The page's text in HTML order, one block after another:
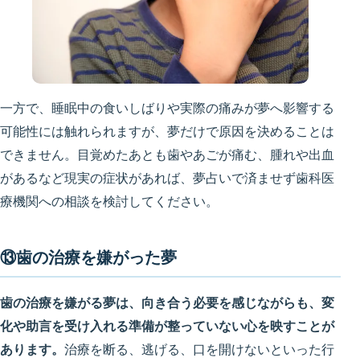
一方で、睡眠中の食いしばりや実際の痛みが夢へ影響する
可能性には触れられますが、夢だけで原因を決めることは
できません。目覚めたあとも歯やあごが痛む、腫れや出血
があるなど現実の症状があれば、夢占いで済ませず歯科医
療機関への相談を検討してください。
⑬歯の治療を嫌がった夢
歯の治療を嫌がる夢は、向き合う必要を感じながらも、変
化や助言を受け入れる準備が整っていない心を映すことが
あります。 治療を断る、逃げる、口を開けないといった行